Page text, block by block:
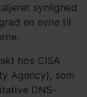
synlighed
en evne til
hos CISA
Agency), som
DNS-